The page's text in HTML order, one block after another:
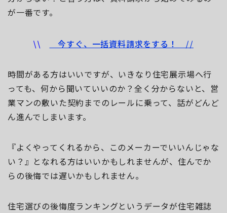
が一番です。
\\ 今すぐ、一括資料請求をする！ //
時間がある方はいいですが、いきなり住宅展示場へ行
っても、何から聞いていいのか？全く分からないと、営
業マンの敷いた契約までのレールに乗って、話がどんど
ん進んでしまいます。
『よくやってくれるから、このメーカーでいいんじゃな
い？』となれる方はいいかもしれませんが、住んでか
らの後悔では遅いかもしれません。
住宅選びの後悔度ランキングというデータが住宅雑誌